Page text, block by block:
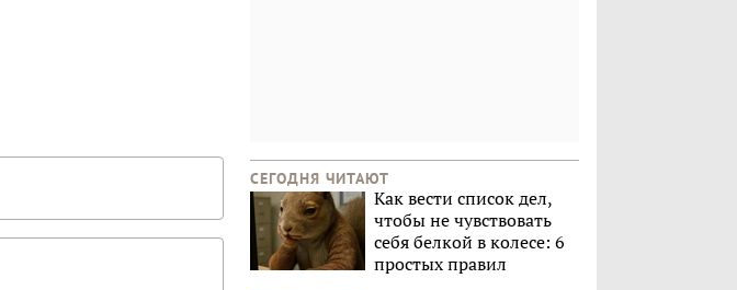
СЕГОДНЯ ЧИТАЮТ
Как вести список дел,
чтобы не чувствовать
себя белкой в колесе: 6
простых правил